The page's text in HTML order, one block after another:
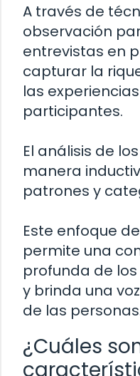
A través de
observación
entrevistas en
capturar la
las
participantes.
El análisis de
manera
patrones y
Este enfoque
permite una
profunda de
y brinda una
de las
¿Cuáles